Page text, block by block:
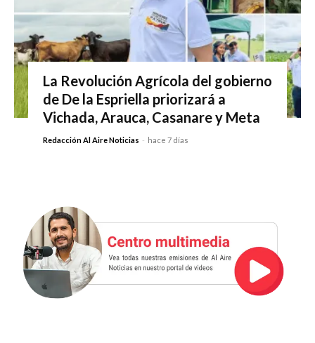
La Revolución Agrícola del gobierno
de De la Espriella priorizará a
Vichada, Arauca, Casanare y Meta
Redacción Al Aire Noticias - hace 7 días